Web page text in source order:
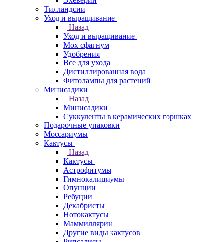
Тилландсии
Уход и выращивание
Назад
Уход и выращивание
Мох сфагнум
Удобрения
Все для ухода
Дистиллированная вода
Фитолампы для растений
Минисадики
Назад
Минисадики
Суккуленты в керамических горшках
Подарочные упаковки
Моссариумы
Кактусы
Назад
Кактусы
Астрофитумы
Гимнокалициумы
Опунции
Ребуции
Декабристы
Нотокактусы
Маммиллярии
Другие виды кактусов